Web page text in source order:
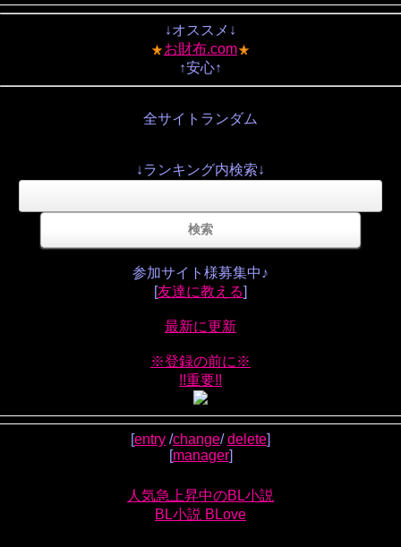
↓オススメ↓
お財布.com
↑安心↑
全サイトランダム
↓ランキング内検索↓
参加サイト様募集中♪
[友達に教える]
最新に更新
※登録の前に※
!!重要!!
[entry /change/delete]
[manager]
人気急上昇中のBL小説
BL小説 BLove